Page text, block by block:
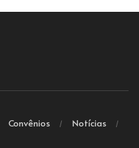
Convênios
Notícias